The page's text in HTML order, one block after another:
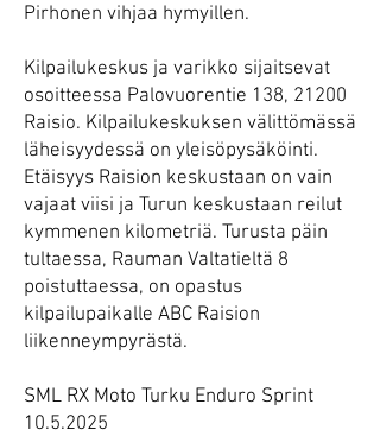
Pirhonen vihjaa hymyillen.
Kilpailukeskus ja varikko sijaitsevat
osoitteessa Palovuorentie 138, 21200
Raisio. Kilpailukeskuksen välittömässä
läheisyydessä on yleisöpysäköinti.
Etäisyys Raision keskustaan on vain
vajaat viisi ja Turun keskustaan reilut
kymmenen kilometriä. Turusta päin
tultaessa, Rauman Valtatieltä 8
poistuttaessa, on opastus
kilpailupaikalle ABC Raision
liikenneympyrästä.
SML RX Moto Turku Enduro Sprint
10.5.2025